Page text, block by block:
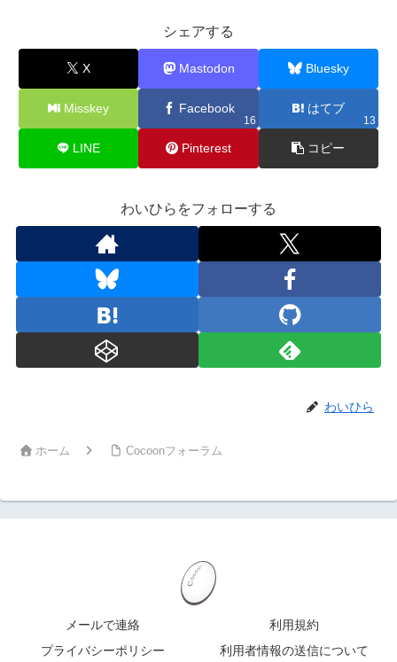
シェアする
X Mastodon Bluesky
Misskey Facebook
16
はてブ
13
LINE Pinterest コピー
わいひらをフォローする
わいひら
ホーム Cocoonフォーラム
メールで連絡
利用規約
プライバシーポリシー
利用者情報の送信について